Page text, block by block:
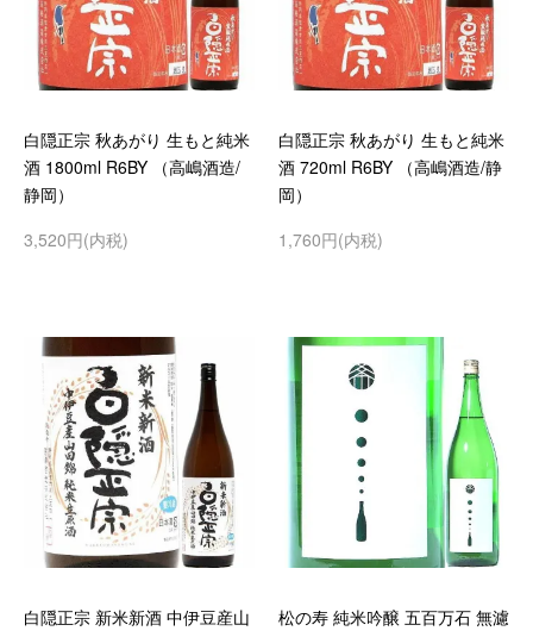
白隠正宗 秋あがり 生もと純米
酒 1800ml R6BY （高嶋酒造/
静岡）
3,520円(内税)
白隠正宗 秋あがり 生もと純米
酒 720ml R6BY （高嶋酒造/静
岡）
1,760円(内税)
白隠正宗 新米新酒 中伊豆産山
松の寿 純米吟醸 五百万石 無濾